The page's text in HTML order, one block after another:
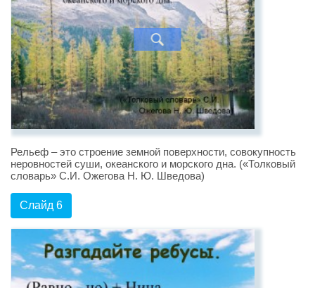
Рельеф – это строение земной поверхности, совокупность
неровностей суши, океанского и морского дна. («Толковый
словарь» С.И. Ожегова Н. Ю. Шведова)
Слайд 6